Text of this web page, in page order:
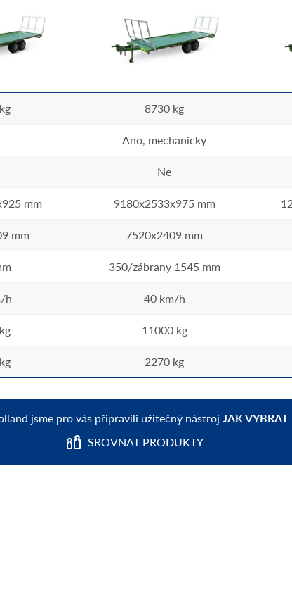
mm
mm
h
8730 kg
Ano, mechanicky
Ne
9180x2533x975 mm
7520x2409 mm
350/zábrany 1545 mm
40 km/h
11000 kg
2270 kg
jsme pro vás připravili užitečný nástroj JAK
SROVNAT PRODUKTY